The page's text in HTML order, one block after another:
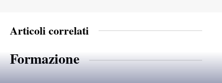
Articoli correlati
Formazione